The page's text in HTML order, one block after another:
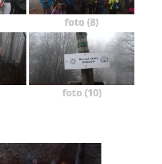
foto (8)
foto (10)